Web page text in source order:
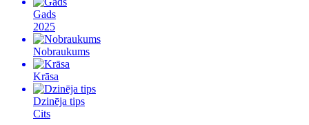
Gads
2025
Nobraukums
Krāsa
Dzinēja tips
Cits